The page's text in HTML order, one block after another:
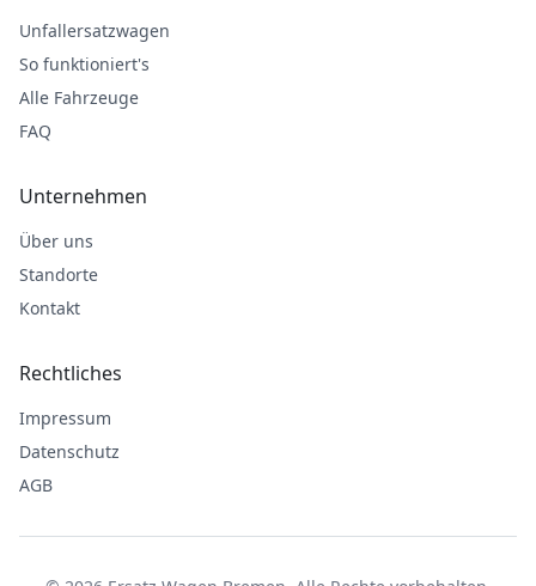
Unfallersatzwagen
So funktioniert's
Alle Fahrzeuge
FAQ
Unternehmen
Über uns
Standorte
Kontakt
Rechtliches
Impressum
Datenschutz
AGB